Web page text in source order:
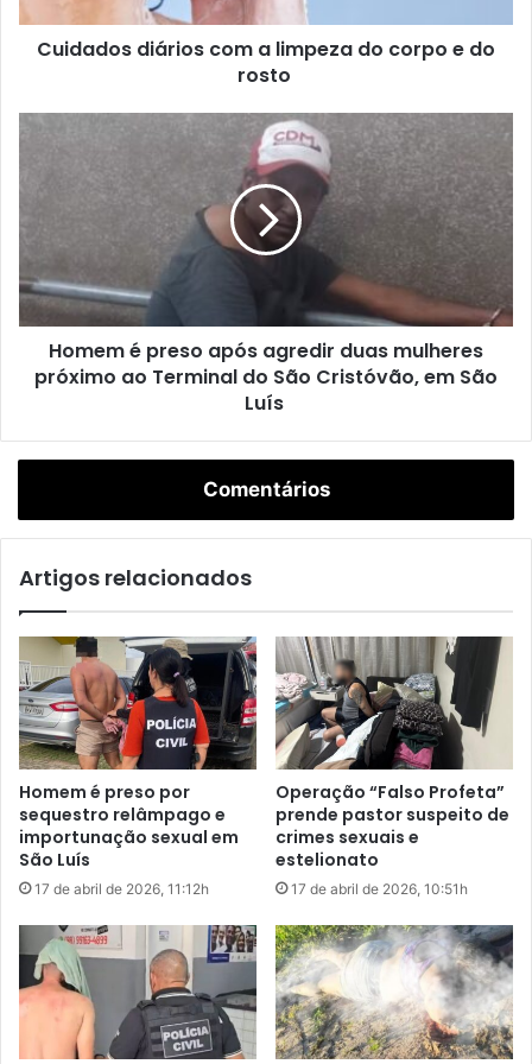
Homicídio Polícia Civil
d
o
l
a
c
o
r
o
d
o
r
o
s
t
o
Cuidados diários com a limpeza do corpo e do
rosto
H
m
p
r
e
ó
g
e
i
d
u
a
s
m
u
l
h
e
r
e
r
ó
Homem é preso após agredir duas mulheres
próximo ao Terminal do São Cristóvão, em São
Luís
Comentários
Artigos relacionados
Homem é preso por
sequestro relâmpago e
importunação sexual em
São Luís
17 de abril de 2026, 11:12h
Operação “Falso Profeta”
prende pastor suspeito de
crimes sexuais e
estelionato
17 de abril de 2026, 10:51h